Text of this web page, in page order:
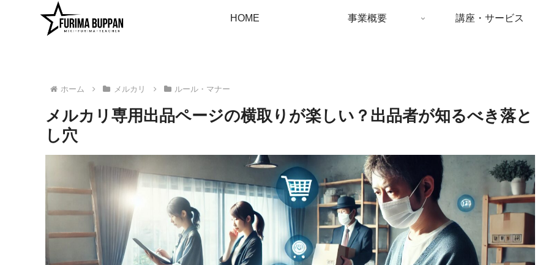
HOME 事業概要 講座・サービス
ホーム メルカリ ルール・マナー
メルカリ専用出品ページの横取りが楽しい？出品者が知るべき落と
し穴